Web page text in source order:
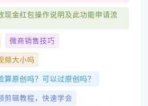
现金红包操作说明及此功能申请流
微商销售技巧
频大小吗
算原创吗？可以过原创吗？
剪辑教程，快速学会